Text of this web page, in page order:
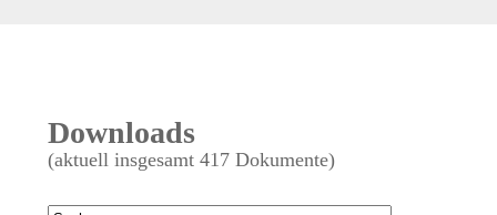
Downloads
(aktuell insgesamt 417 Dokumente)